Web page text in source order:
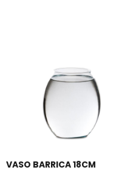
VASO BARRICA 18CM